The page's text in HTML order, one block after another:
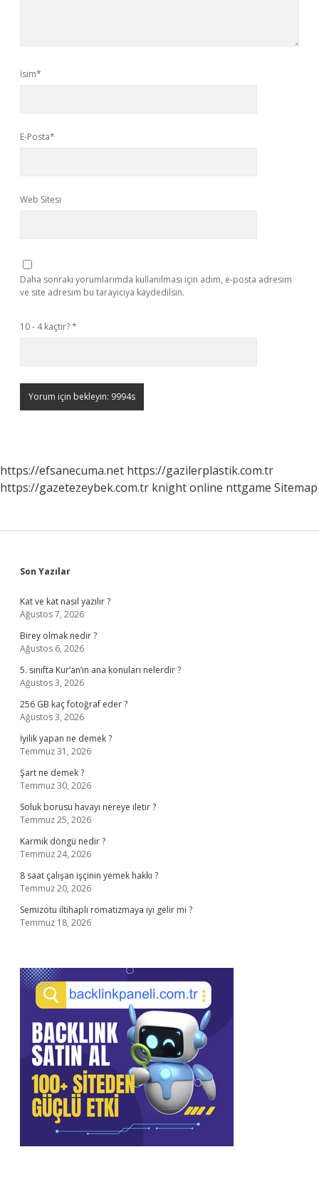
İsim*
E-Posta*
Web Sitesi
Daha sonraki yorumlarımda kullanılması için adım, e-posta adresim
ve site adresim bu tarayıcıya kaydedilsin.
10 - 4 kaçtır?*
https://efsanecuma.net https://gazilerplastik.com.tr
https://gazetezeybek.com.tr knight online nttgame Sitemap
Sidebar
Son Yazılar
Kat ve kat nasıl yazılır ?
Ağustos 7, 2026
Birey olmak nedir ?
Ağustos 6, 2026
5. sınıfta Kur’an’ın ana konuları nelerdir ?
Ağustos 3, 2026
256 GB kaç fotoğraf eder ?
Ağustos 3, 2026
İyilik yapan ne demek ?
Temmuz 31, 2026
Şart ne demek ?
Temmuz 30, 2026
Soluk borusu havayı nereye iletir ?
Temmuz 25, 2026
Karmik döngü nedir ?
Temmuz 24, 2026
8 saat çalışan işçinin yemek hakkı ?
Temmuz 20, 2026
Semizotu iltihaplı romatizmaya iyi gelir mi ?
Temmuz 18, 2026